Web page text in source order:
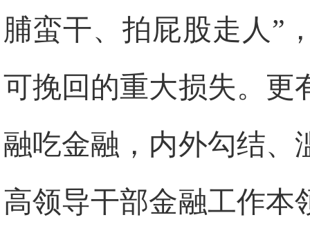
脯蛮干、拍屁股走人”
可挽回的重大损失。更
融吃金融，内外勾结、
高领导干部金融工作本